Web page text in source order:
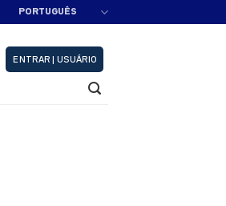
PORTUGUÊS
ENTRAR | USUÁRIO
Fechar